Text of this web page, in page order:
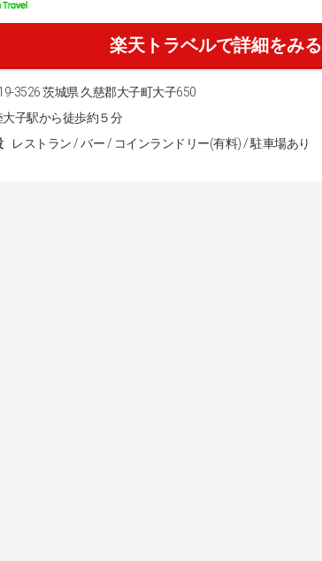
楽天トラベルで詳細をみる
3526 茨城県 久慈郡大子町大子650
大子駅から徒歩約５分
レストラン / バー / コインランドリー(有料) / 駐車場あり